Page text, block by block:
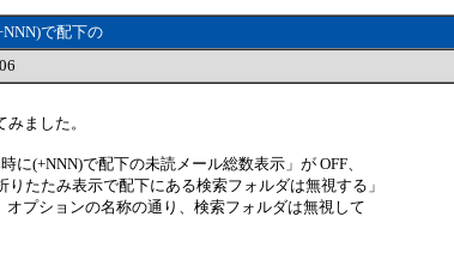
で配下の
ました。
に(+NNN)で配下の未読メール総数表示」が OFF、
たたみ表示で配下にある検索フォルダは無視する」
オプションの名称の通り、検索フォルダは無視して